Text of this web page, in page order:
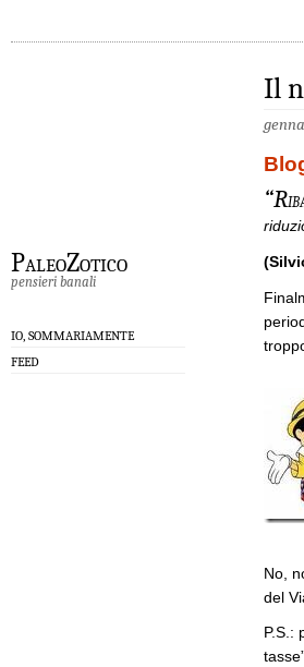
PaleoZotico
pensieri banali
IO, SOMMARIAMENTE
FEED
Il
“R
No,
del
P.S.: